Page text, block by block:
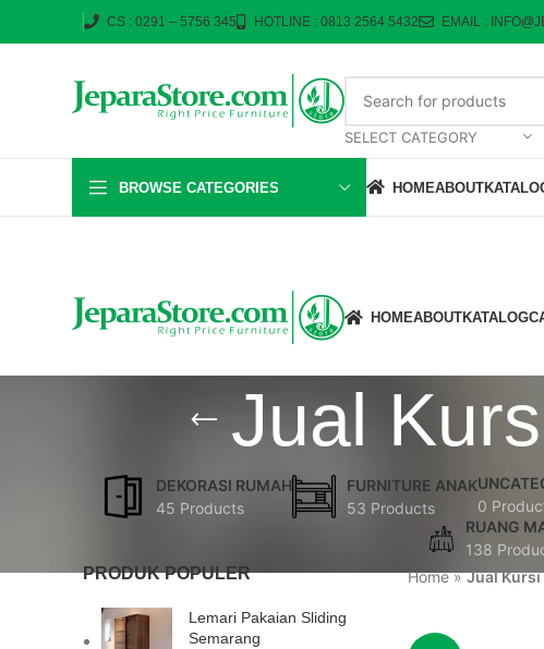
CS : 0291 – 5756 345 HOTLINE : 0813 2564 5432 EMAIL :
SELECT CATEGORY
BROWSE CATEGORIES HOMEABOUT
HOMEABOUTKATALOG
Jual
DEKORASI RUMAH
45 Products
FURNITURE ANAK
53 Products
0
RUANG
138
PRODUK POPULER
Lemari Pakaian Sliding
Semarang
Home»Jual Kursi